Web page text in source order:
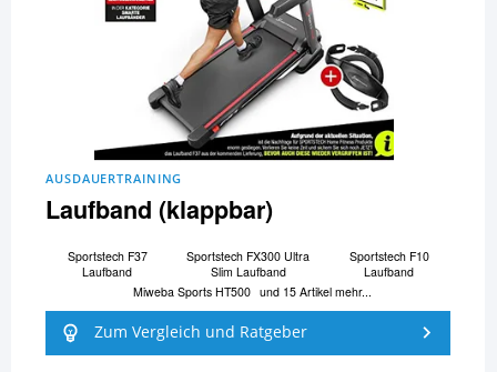
AUSDAUERTRAINING
Laufband (klappbar)
Sportstech F37
Laufband
Sportstech FX300 Ultra
Slim Laufband
Sportstech F10
Laufband
Miweba Sports HT500 und 15 Artikel mehr...
Zum Vergleich und Ratgeber